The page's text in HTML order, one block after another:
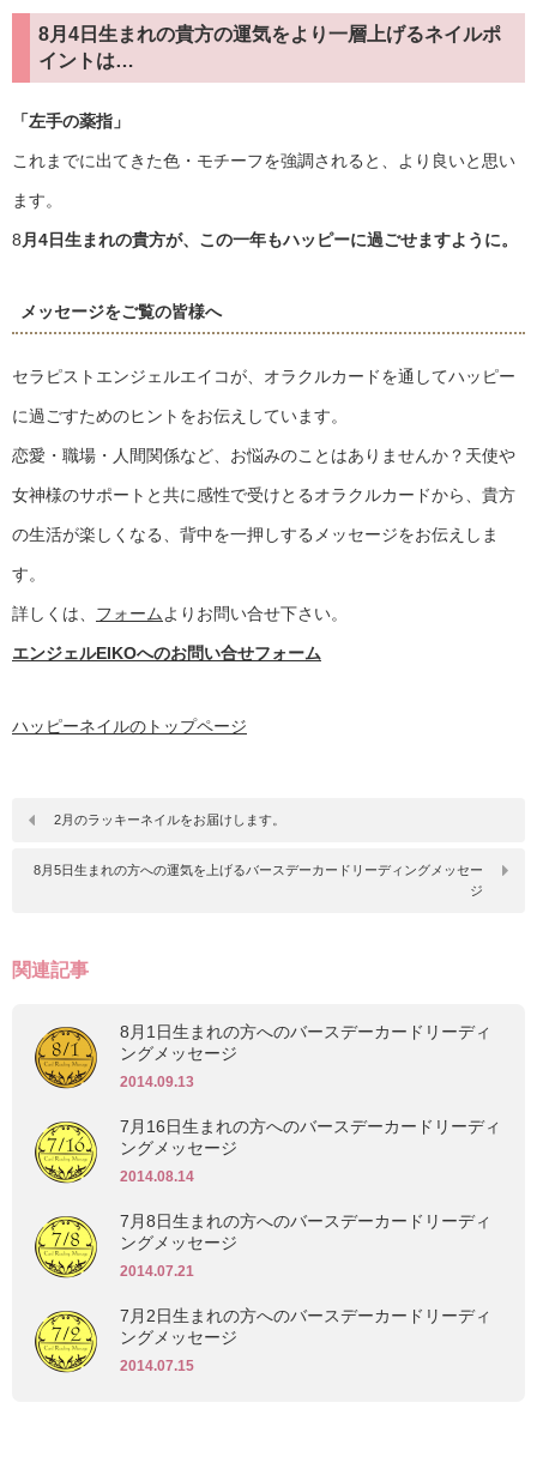
8月4日生まれの貴方の運気をより一層上げるネイルポ
イントは…
「左手の薬指」
これまでに出てきた色・モチーフを強調されると、より良いと思い
ます。
8月4日生まれの貴方が、この一年もハッピーに過ごせますように。
メッセージをご覧の皆様へ
セラピストエンジェルエイコが、オラクルカードを通してハッピー
に過ごすためのヒントをお伝えしています。
恋愛・職場・人間関係など、お悩みのことはありませんか？天使や
女神様のサポートと共に感性で受けとるオラクルカードから、貴方
の生活が楽しくなる、背中を一押しするメッセージをお伝えしま
す。
詳しくは、 フォーム よりお問い合せ下さい。
エンジェルEIKOへのお問い合せフォーム
ハッピーネイルのトップページ
2月のラッキーネイルをお届けします。
8月5日生まれの方への運気を上げるバースデーカードリーディングメッセー
ジ
関連記事
8月1日生まれの方へのバースデーカードリーディ
ングメッセージ
2014.09.13
7月16日生まれの方へのバースデーカードリーディ
ングメッセージ
2014.08.14
7月8日生まれの方へのバースデーカードリーディ
ングメッセージ
2014.07.21
7月2日生まれの方へのバースデーカードリーディ
ングメッセージ
2014.07.15